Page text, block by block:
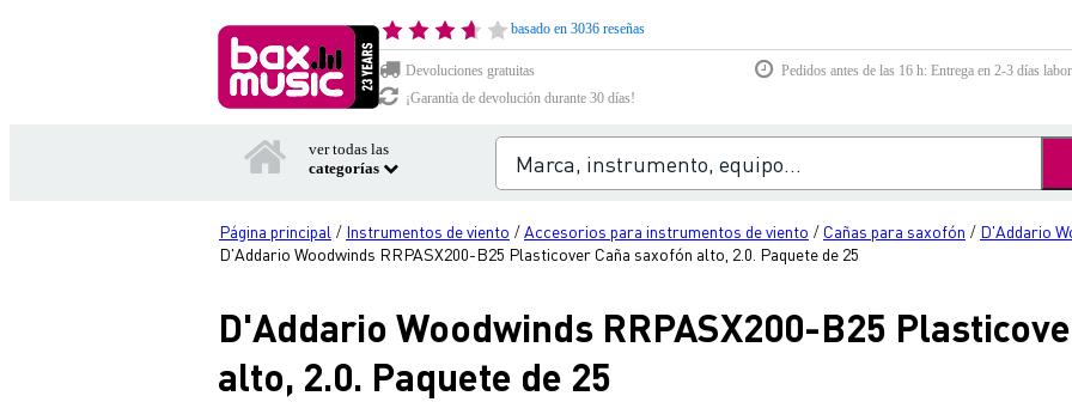
basado en 3036 reseñas
Devoluciones gratuitas
Pedidos antes de las 16 h: Entrega en 2-3 días
¡Garantía de devolución durante 30 días!
ver todas las
categorías
Página principal / Instrumentos de viento /Accesorios para instrumentos de viento / Cañas para saxofón / D'Addario
D'Addario Woodwinds RRPASX200-B25 Plasticover Caña saxofón alto, 2.0. Paquete de 25
D'Addario Woodwinds RRPASX200-B25
alto, 2.0. Paquete de 25